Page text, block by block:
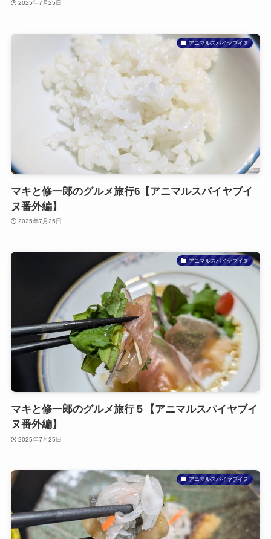
2025年7月25日
アニマルスパイヤブイヌ
マキと修一郎のグルメ旅行6【アニマルスパイヤブイ
ヌ番外編】
2025年7月25日
アニマルスパイヤブイヌ
マキと修一郎のグルメ旅行５【アニマルスパイヤブイ
ヌ番外編】
2025年7月25日
アニマルスパイヤブイヌ